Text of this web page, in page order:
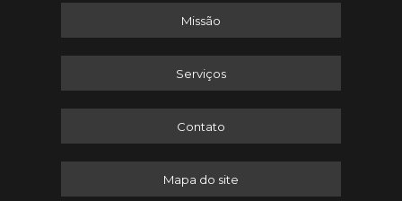
Missão
Serviços
Contato
Mapa do site